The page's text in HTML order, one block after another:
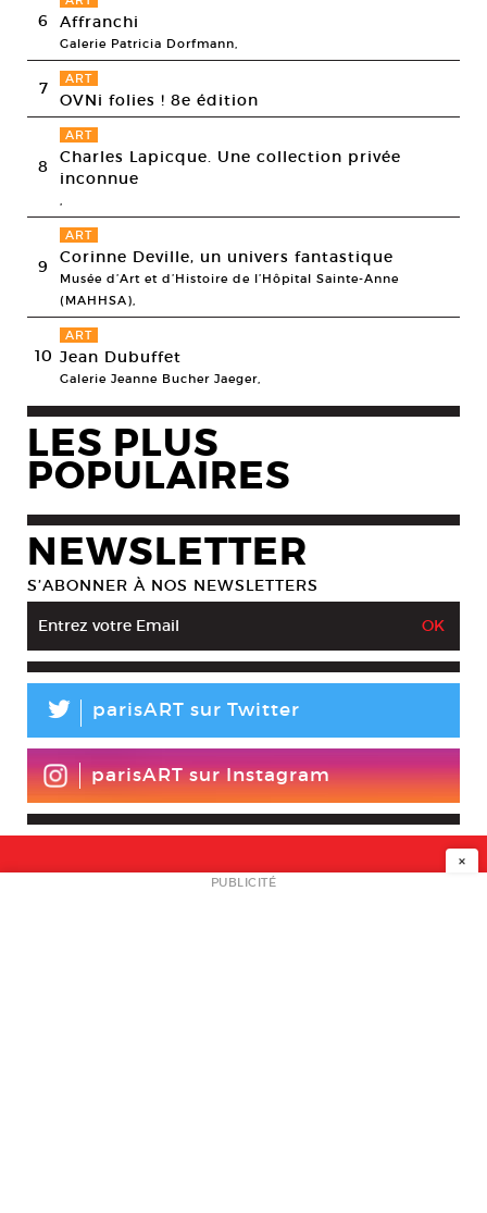
6 Affranchi
Galerie Patricia Dorfmann,
7 ART
OVNi folies ! 8e édition
8
ART
Charles Lapicque. Une collection privée
inconnue
9
ART
Corinne Deville, un univers fantastique
Musée d’Art et d’Histoire de l’Hôpital Sainte-Anne
(MAHHSA),
10
ART
Jean Dubuffet
Galerie Jeanne Bucher Jaeger,
LES PLUS
POPULAIRES
NEWSLETTER
S’ABONNER À NOS NEWSLETTERS
L parisART sur Twitter
parisART sur Instagram
NEWSLETTER
×
PUBLICITÉ